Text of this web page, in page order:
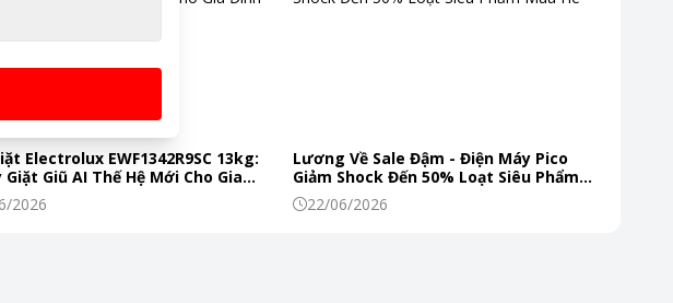
Electrolux EWF1342R9SC 13kg:
Giặt Giũ AI Thế Hệ Mới Cho Gia
Đại
2026
Lương Về Sale Đậm - Điện Máy Pico
Giảm Shock Đến 50% Loạt Siêu Phẩm
Mùa Hè
22/06/2026